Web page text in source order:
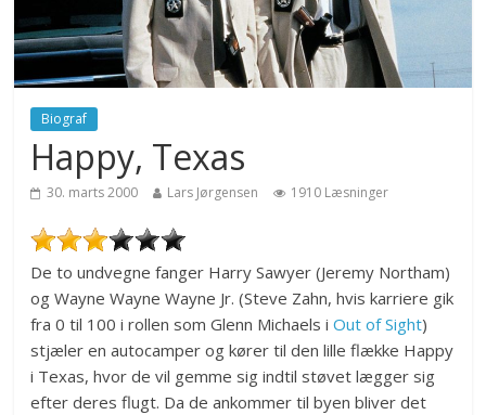
Biograf
Happy, Texas
30. marts 2000 Lars Jørgensen 1910 Læsninger
De to undvegne fanger Harry Sawyer (Jeremy Northam)
og Wayne Wayne Wayne Jr. (Steve Zahn, hvis karriere gik
fra 0 til 100 i rollen som Glenn Michaels iOut of Sight)
stjæler en autocamper og kører til den lille flække Happy
i Texas, hvor de vil gemme sig indtil støvet lægger sig
efter deres flugt. Da de ankommer til byen bliver det